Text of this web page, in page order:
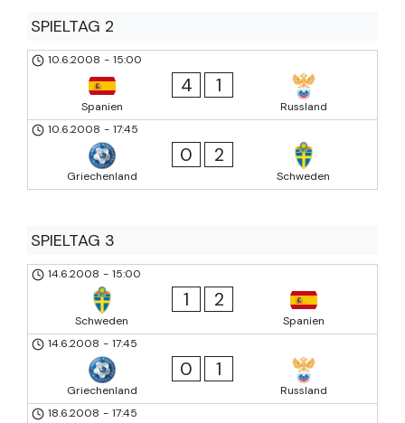
SPIELTAG 2
10.6.2008 - 15:00
Spanien
4 1
Russland
10.6.2008 - 17:45
Griechenland
0 2
Schweden
SPIELTAG 3
14.6.2008 - 15:00
Schweden
1 2
Spanien
14.6.2008 - 17:45
Griechenland
0 1
Russland
18.6.2008 - 17:45